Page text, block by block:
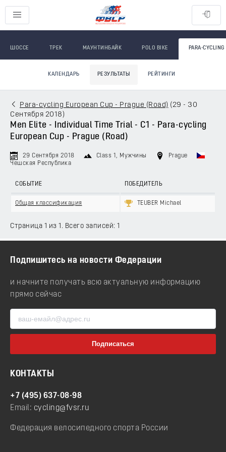
ШОССЕ ТРЕК МАУНТИНБАЙК POLO BIKE PARA-CYCLING
КАЛЕНДАРЬ РЕЗУЛЬТАТЫ РЕЙТИНГИ
Para-cycling European Cup - Prague (Road) (29 - 30
Сентября 2018 )
Men Elite - Individual Time Trial - C1 - Para-cycling
European Cup - Prague (Road)
29 Сентября 2018 Class 1 , Мужчины
Prague
Чешская Республика
СОБЫТИЕ ПОБЕДИТЕЛЬ
Общая классификация TEUBER Michael
Страница 1 из 1. Всего записей: 1
Подпишитесь на новости Федерации
и начните получать всю актуальную информацию
прямо сейчас
КОНТАКТЫ
+7 (495) 637-08-98
Email: cycling@fvsr.ru
Федерация велосипедного спорта России